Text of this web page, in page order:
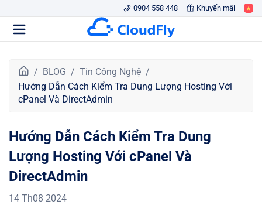
0904 558 448 Khuyến mãi
r
a
c
ủ
BLOG
Tin Công Nghệ
Hướng Dẫn Cách Kiểm Tra Dung Lượng Hosting Với
cPanel Và DirectAdmin
Hướng Dẫn Cách Kiểm Tra Dung
Lượng Hosting Với cPanel Và
DirectAdmin
14 Th08 2024